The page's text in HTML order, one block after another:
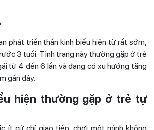
phát triển thần kinhbiểu hiện từ rất sớm,
3 tuổi. Tình trạng này thường gặp ở trẻ
từ 4 đến 6 lần và đang có xu hướng tăng
gần đây.
hiện thường gặp ở trẻ tự